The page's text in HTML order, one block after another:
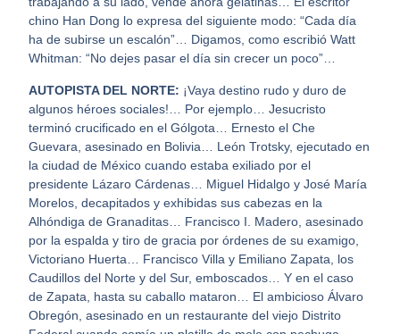
chino Han Dong lo expresa del siguiente modo: “Cada día
ha de subirse un escalón”… Digamos, como escribió Watt
Whitman: “No dejes pasar el día sin crecer un poco”…
AUTOPISTA DEL NORTE: ¡Vaya destino rudo y duro de
algunos héroes sociales!… Por ejemplo… Jesucristo
terminó crucificado en el Gólgota… Ernesto el Che
Guevara, asesinado en Bolivia… León Trotsky, ejecutado en
la ciudad de México cuando estaba exiliado por el
presidente Lázaro Cárdenas… Miguel Hidalgo y José María
Morelos, decapitados y exhibidas sus cabezas en la
Alhóndiga de Granaditas… Francisco I. Madero, asesinado
por la espalda y tiro de gracia por órdenes de su examigo,
Victoriano Huerta… Francisco Villa y Emiliano Zapata, los
Caudillos del Norte y del Sur, emboscados… Y en el caso
de Zapata, hasta su caballo mataron… El ambicioso Álvaro
Obregón, asesinado en un restaurante del viejo Distrito